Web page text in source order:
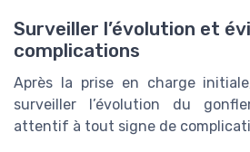
Surveiller l’évolution et
complications
Après la prise en charge
surveiller l’évolution du
attentif à tout signe de